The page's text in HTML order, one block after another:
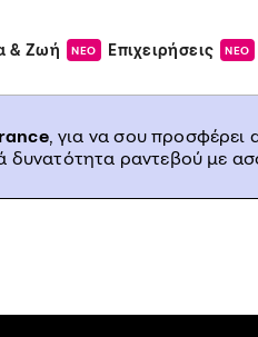
& Ζωή ΝΕΟ Επιχειρήσεις ΝΕΟ
, για να σου προσφέρει
δυνατότητα ραντεβού με